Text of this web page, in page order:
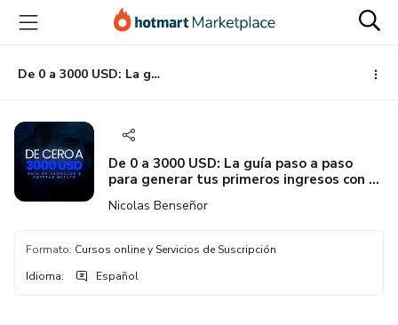
principal
página
de
página
De 0 a 3000 USD: La guía paso a paso para generar tus primeros ingresos con tu negocio
De 0 a 3000 USD: La guía paso a paso
para generar tus primeros ingresos con tu
Nicolas Benseñor
Formato: Cursos online y Servicios de Suscripción
Idioma: Español